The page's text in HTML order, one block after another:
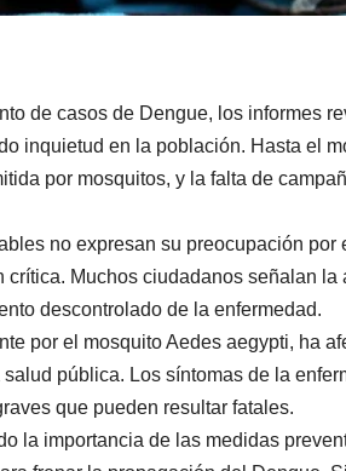
de casos de Dengue, los informes
inquietud en la población. Hasta el
por mosquitos, y la falta de
no expresan su preocupación
Muchos ciudadanos señalan
descontrolado de la enfermedad.
por el mosquito Aedes aegypti, ha
pública. Los síntomas de la
que pueden resultar fatales.
la importancia de las medidas